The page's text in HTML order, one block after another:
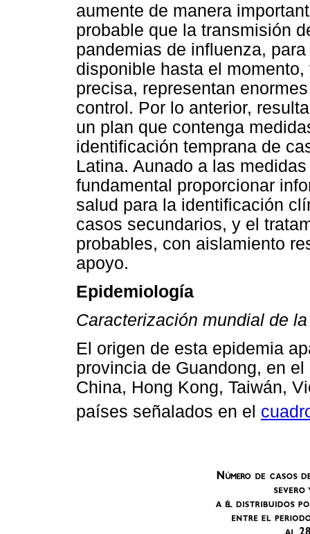
aumente de manera
probable que la transmisión
pandemias de influenza,
disponible hasta el
precisa, representan
control. Por lo anterior,
un plan que contenga
identificación temprana de
Latina. Aunado a las
fundamental proporcionar
salud para la identificación
casos secundarios, y el
probables, con aislamiento
apoyo.
Epidemiología
Caracterización mundial de
El origen de esta epidemia
provincia de Guandong, en
China, Hong Kong, Taiwán,
países señalados en el